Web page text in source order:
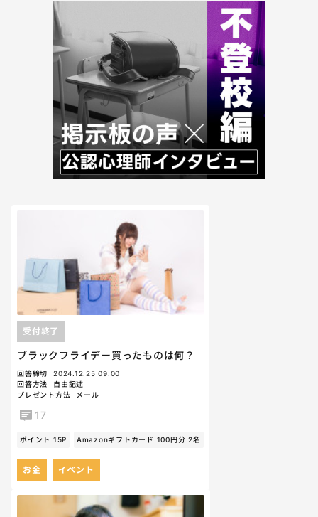
ブラックフライデー買ったものは何？
受付終了
回答締切
2024.12.25 09:00
回答方法
自由記述
プレゼント方法
メール
17
ポイント 15P Amazonギフトカード 100円分 2名
お金 イベント